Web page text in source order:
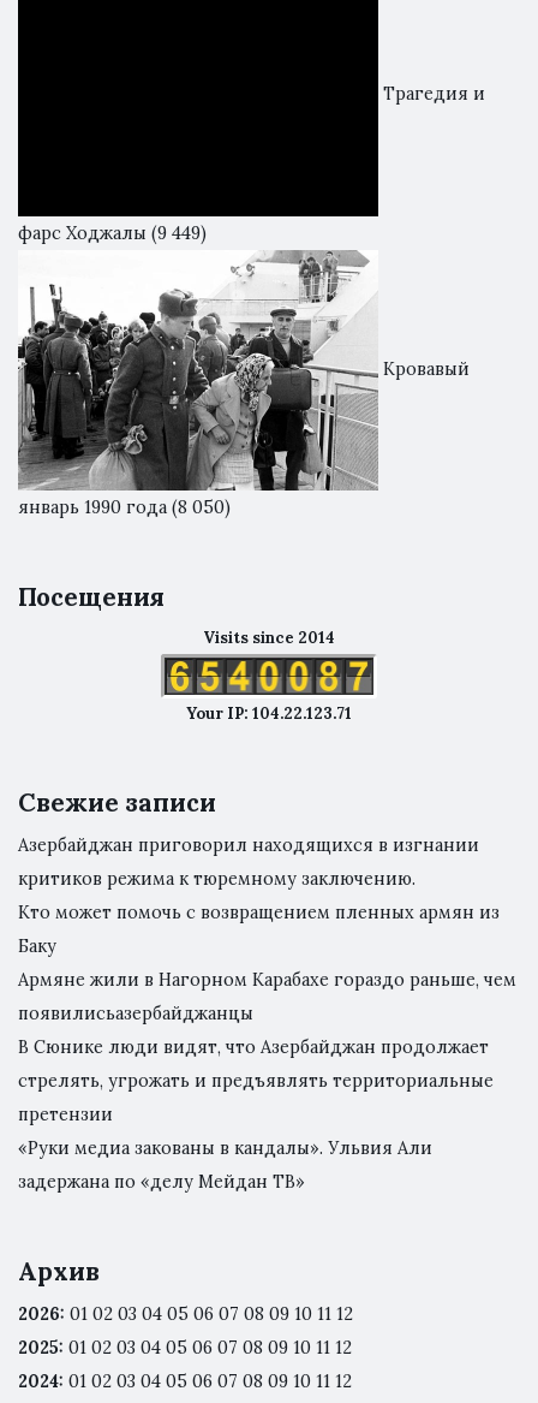
Трагедия и
фарс Ходжалы (9 449)
Кровавый
январь 1990 года (8 050)
Посещения
Visits since 2014
Your IP: 104.22.123.71
Свежие записи
Азербайджан приговорил находящихся в изгнании
критиков режима к тюремному заключению.
Кто может помочь с возвращением пленных армян из
Баку
Армяне жили в Нагорном Карабахе гораздо раньше, чем
появилисьазербайджанцы
В Сюнике люди видят, что Азербайджан продолжает
стрелять, угрожать и предъявлять территориальные
претензии
«Руки медиа закованы в кандалы». Ульвия Али
задержана по «делу Мейдан ТВ»
Архив
2026: 01 02 03 04 05 06 07 08 09 10 11 12
2025: 01 02 03 04 05 06 07 08 09 10 11 12
2024: 01 02 03 04 05 06 07 08 09 10 11 12